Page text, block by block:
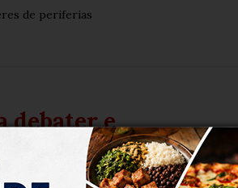
de periferias
debater e
no Brasil
pontos da cidade